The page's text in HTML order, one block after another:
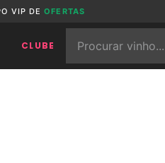
VIP DEOFERTAS
CLUBE